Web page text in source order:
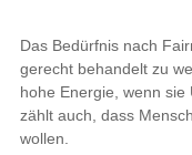
Das Bedürfnis nach
gerecht behandelt zu
hohe Energie, wenn
zählt auch, dass
wollen.